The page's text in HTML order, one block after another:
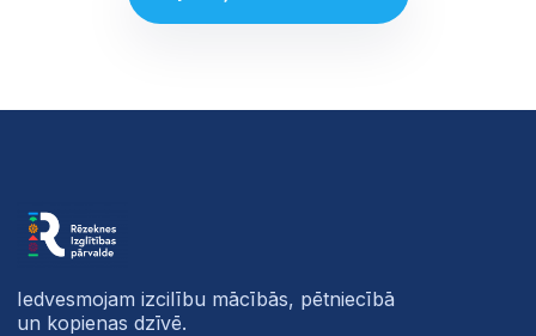
Iedvesmojam izcilību mācībās, pētniecībā
un kopienas dzīvē.